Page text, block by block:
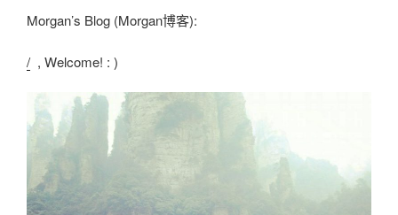
Morgan’s Blog (Morgan博客):
/ , Welcome! : )